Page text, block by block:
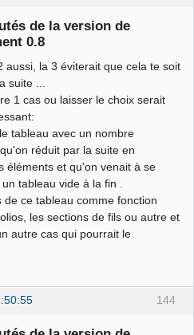
de la version de
0.8
aussi, la 3 éviterait que cela te soit
suite ...
1 cas ou laisser le choix serait
tableau avec un nombre
réduit par la suite en
éléments et qu'on venait à se
tableau vide à la fin .
de ce tableau comme fonction
les sections de fils ou autre et
autre cas qui pourrait le
144